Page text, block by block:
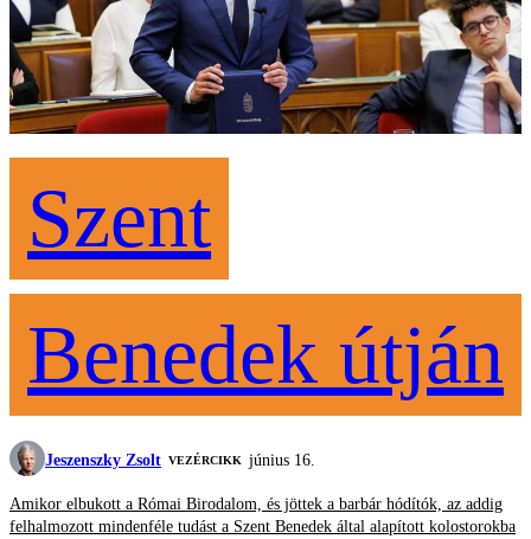
Szent
Benedek útján
Jeszenszky Zsolt VEZÉRCIKK június 16.
Amikor elbukott a Római Birodalom, és jöttek a barbár hódítók, az addig
felhalmozott mindenféle tudást a Szent Benedek által alapított kolostorokba